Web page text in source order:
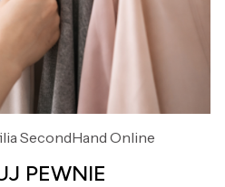
SecondHand Online
PEWNIE